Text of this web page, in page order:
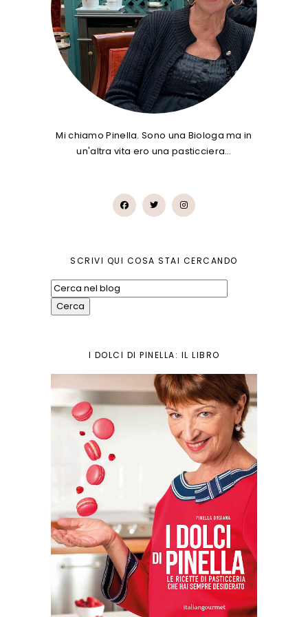
Mi chiamo Pinella. Sono una Biologa ma in
un'altra vita ero una pasticciera…
SCRIVI QUI COSA STAI CERCANDO
I DOLCI DI PINELLA: IL LIBRO